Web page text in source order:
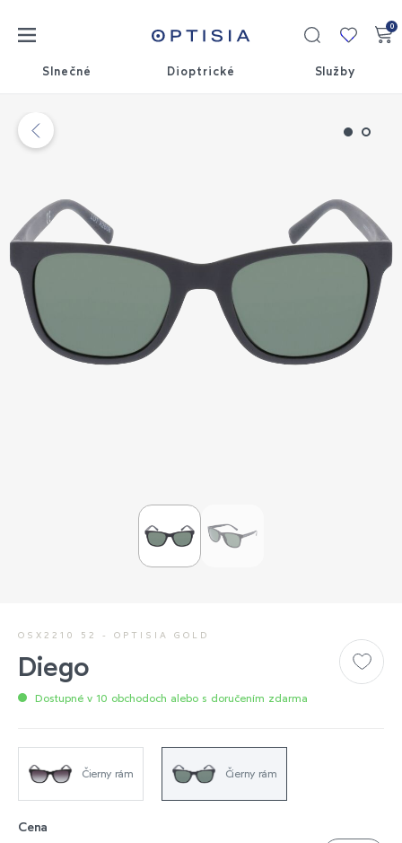
Slnečné Dioptrické Služby
Moja
0
OSX2210 52 - OPTISIA GOLD
Diego
Dostupné v 10 obchodoch alebo s doručením zdarma
Čierny rám Čierny rám
Cena